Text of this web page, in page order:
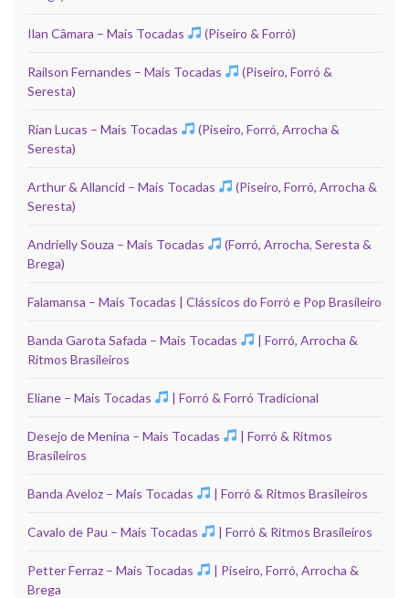
Ilan Câmara – Mais Tocadas (Piseiro & Forró)
Railson Fernandes – Mais Tocadas
(Piseiro, Forró &
Seresta)
Rian Lucas – Mais Tocadas
(Piseiro, Forró, Arrocha &
Seresta)
Arthur & Allancid – Mais Tocadas
(Piseiro, Forró, Arrocha &
Seresta)
Andrielly Souza – Mais Tocadas
(Forró, Arrocha, Seresta &
Brega)
Falamansa – Mais Tocadas | Clássicos do Forró e Pop Brasileiro
Banda Garota Safada – Mais Tocadas
| Forró, Arrocha &
Ritmos Brasileiros
Eliane – Mais Tocadas | Forró & Forró Tradicional
Desejo de Menina – Mais Tocadas
| Forró & Ritmos
Brasileiros
Banda Aveloz – Mais Tocadas | Forró & Ritmos Brasileiros
Cavalo de Pau – Mais Tocadas | Forró & Ritmos Brasileiros
Petter Ferraz – Mais Tocadas
| Piseiro, Forró, Arrocha &
Brega